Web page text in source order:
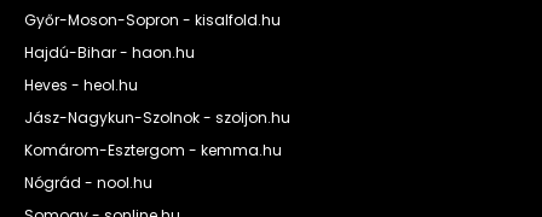
Győr-Moson-Sopron - kisalfold.hu
Hajdú-Bihar - haon.hu
Heves - heol.hu
Jász-Nagykun-Szolnok - szoljon.hu
Komárom-Esztergom - kemma.hu
Nógrád - nool.hu